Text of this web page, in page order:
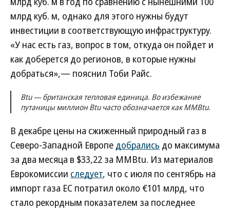
млрд куб. м, однако для этого нужны будут
инвестиции в соответствующую инфраструктуру.
«У нас есть газ, вопрос в том, откуда он пойдет и
как доберется до регионов, в которые нужны
добраться»,— пояснил Тоби Райс.
Btu — британская тепловая единица. Во избежание
путаницы миллион Btu часто обозначается как MMBtu.
В декабре цены на сжиженный природный газ в
Северо-Западной Европе добрались до максимума
за два месяца в $33,22 за MMBtu. Из материалов
Еврокомиссии следует, что с июля по сентябрь на
импорт газа ЕС потратил около €101 млрд, что
стало рекордным показателем за последнее